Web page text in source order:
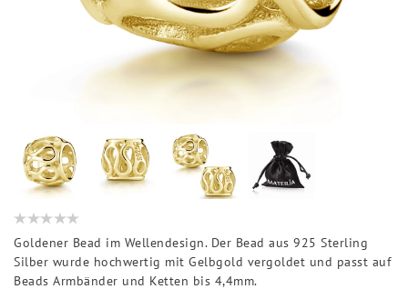
Goldener Bead im Wellendesign. Der Bead aus 925 Sterling
Silber wurde hochwertig mit Gelbgold vergoldet und passt auf
Beads Armbänder und Ketten bis 4,4mm.